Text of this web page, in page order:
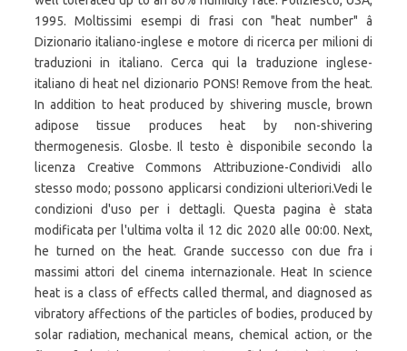
1995. Moltissimi esempi di frasi con "heat number" â
Dizionario italiano-inglese e motore di ricerca per milioni di
traduzioni in italiano. Cerca qui la traduzione inglese-
italiano di heat nel dizionario PONS! Remove from the heat.
In addition to heat produced by shivering muscle, brown
adipose tissue produces heat by non-shivering
thermogenesis. Glosbe. Il testo è disponibile secondo la
licenza Creative Commons Attribuzione-Condividi allo
stesso modo; possono applicarsi condizioni ulteriori.Vedi le
condizioni d'uso per i dettagli. Questa pagina è stata
modificata per l'ultima volta il 12 dic 2020 alle 00:00. Next,
he turned on the heat. Grande successo con due fra i
massimi attori del cinema internazionale. Heat In science
heat is a class of effects called thermal, and diagnosed as
vibratory affections of the particles of bodies, produced by
solar radiation, mechanical means, chemical action, or the